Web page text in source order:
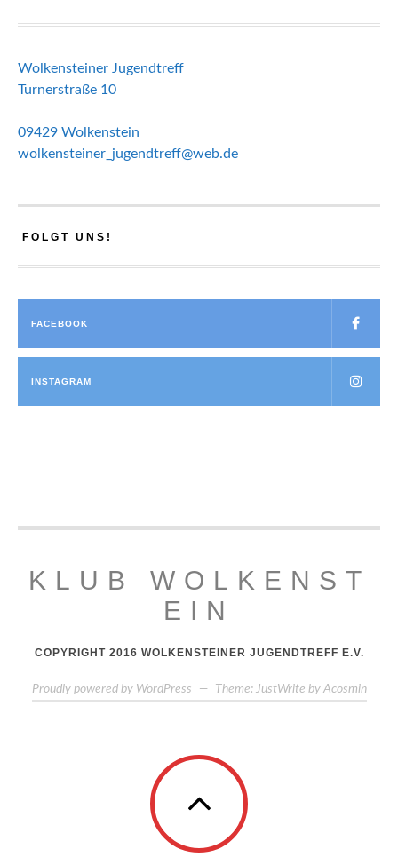
Wolkensteiner Jugendtreff
Turnerstraße 10
09429 Wolkenstein
wolkensteiner_jugendtreff@web.de
FOLGT UNS!
FACEBOOK
INSTAGRAM
KLUB WOLKENST
EIN
COPYRIGHT 2016 WOLKENSTEINER JUGENDTREFF E.V.
Proudly powered by WordPress — Theme: JustWrite by Acosmin